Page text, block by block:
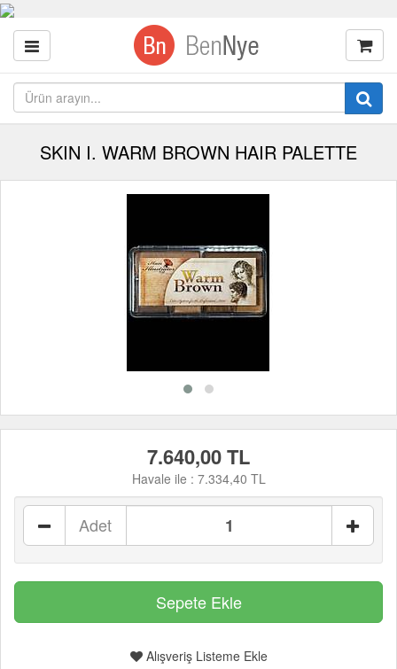
SKIN I. WARM BROWN HAIR PALETTE
7.640,00 TL
Havale ile : 7.334,40 TL
Adet
Alışveriş Listeme Ekle